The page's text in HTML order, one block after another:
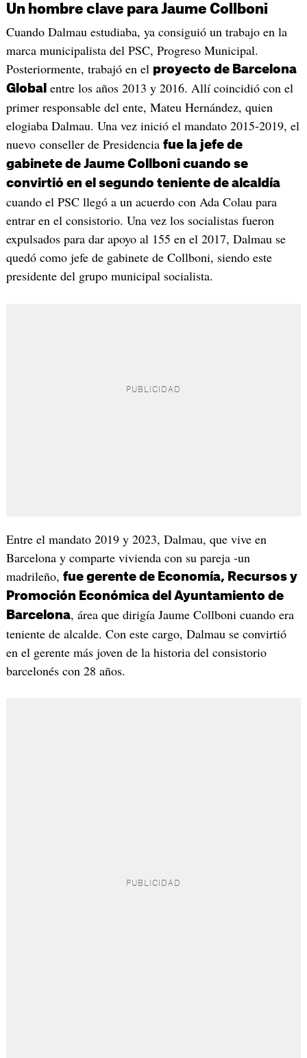
Un hombre clave para Jaume Collboni
Cuando Dalmau estudiaba, ya consiguió un trabajo en la
marca municipalista del PSC, Progreso Municipal.
Posteriormente, trabajó en el proyecto de Barcelona
Global entre los años 2013 y 2016. Allí coincidió con el
primer responsable del ente, Mateu Hernández, quien
elogiaba Dalmau. Una vez inició el mandato 2015-2019, el
nuevo conseller de Presidencia fue la jefe de
gabinete de Jaume Collboni cuando se
convirtió en el segundo teniente de alcaldía
cuando el PSC llegó a un acuerdo con Ada Colau para
entrar en el consistorio. Una vez los socialistas fueron
expulsados para dar apoyo al 155 en el 2017, Dalmau se
quedó como jefe de gabinete de Collboni, siendo este
presidente del grupo municipal socialista.
Entre el mandato 2019 y 2023, Dalmau, que vive en
Barcelona y comparte vivienda con su pareja -un
madrileño, fue gerente de Economía, Recursos y
Promoción Económica del Ayuntamiento de
Barcelona, área que dirigía Jaume Collboni cuando era
teniente de alcalde. Con este cargo, Dalmau se convirtió
en el gerente más joven de la historia del consistorio
barcelonés con 28 años.